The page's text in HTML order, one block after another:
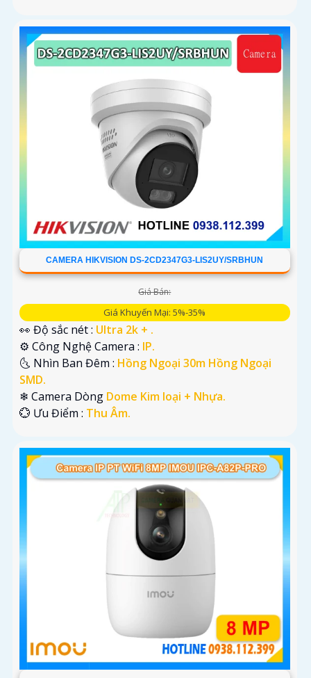
CAMERA HIKVISION DS-2CD2347G3-LIS2UY/SRBHUN
Giá Bán:
Giá Khuyến Mại: 5%-35%
👀 Độ sắc nét : Ultra 2k + .
⚙ Công Nghệ Camera : IP.
🌜 Nhìn Ban Đêm : Hồng Ngoại 30m Hồng Ngoại
SMD.
❄ Camera Dòng Dome Kim loại + Nhựa.
️💮 Ưu Điểm : Thu Âm.